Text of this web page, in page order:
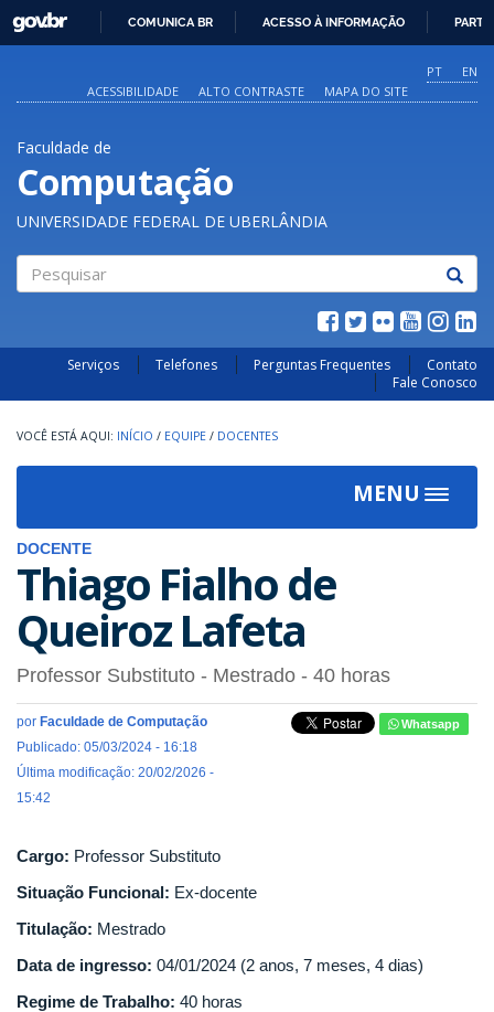
O
CONTEÚDO
GOVBR
COMUNICA BR ACESSO À INFORMAÇÃO
PT
EN
ACESSIBILIDADE
ALTO CONTRASTE MAPA DO SITE
Faculdade de
Computação
UNIVERSIDADE FEDERAL DE UBERLÂNDIA
Serviços Telefones Perguntas Frequentes
Contato
Fale Conosco
INÍCIO / EQUIPE / DOCENTES
MENU
Toggle
DOCENTE
Thiago Fialho de
Queiroz Lafeta
Professor Substituto - Mestrado - 40 horas
por Faculdade de Computação
Publicado: 05/03/2024 - 16:18
Última modificação: 20/02/2026 -
15:42
Whatsapp
Cargo: Professor Substituto
Situação Funcional: Ex-docente
Titulação: Mestrado
Data de ingresso: 04/01/2024 (2 anos, 7 meses, 4 dias)
Regime de Trabalho: 40 horas